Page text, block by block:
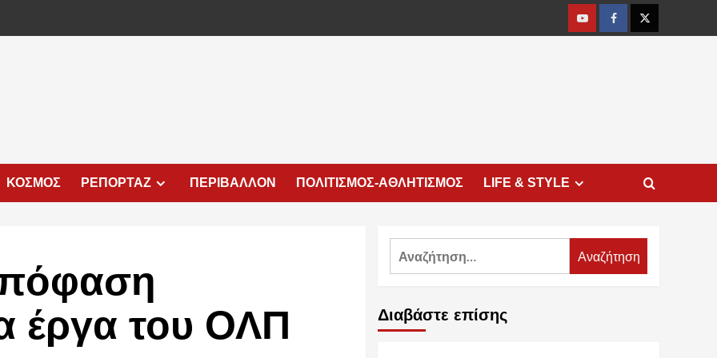
YoutubeFacebookTwitter
ΚΟΣΜΟΣ ΡΕΠΟΡΤΑΖ ΠΕΡΙΒΑΛΛΟΝ ΠΟΛΙΤΙΣΜΟΣ-ΑΘΛΗΤΙΣΜΟΣ LIFE & STYLE
έργα του ΟΛΠ
Αναζήτηση
Διαβάστε επίσης